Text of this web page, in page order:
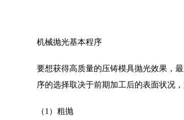
机械抛光基本程序
要想获得高质量的压铸模具抛光效果，
序的选择取决于前期加工后的表面状况
（1）粗抛